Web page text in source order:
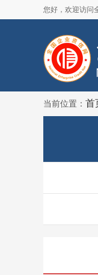
您好，欢迎访问
当前位置： 首